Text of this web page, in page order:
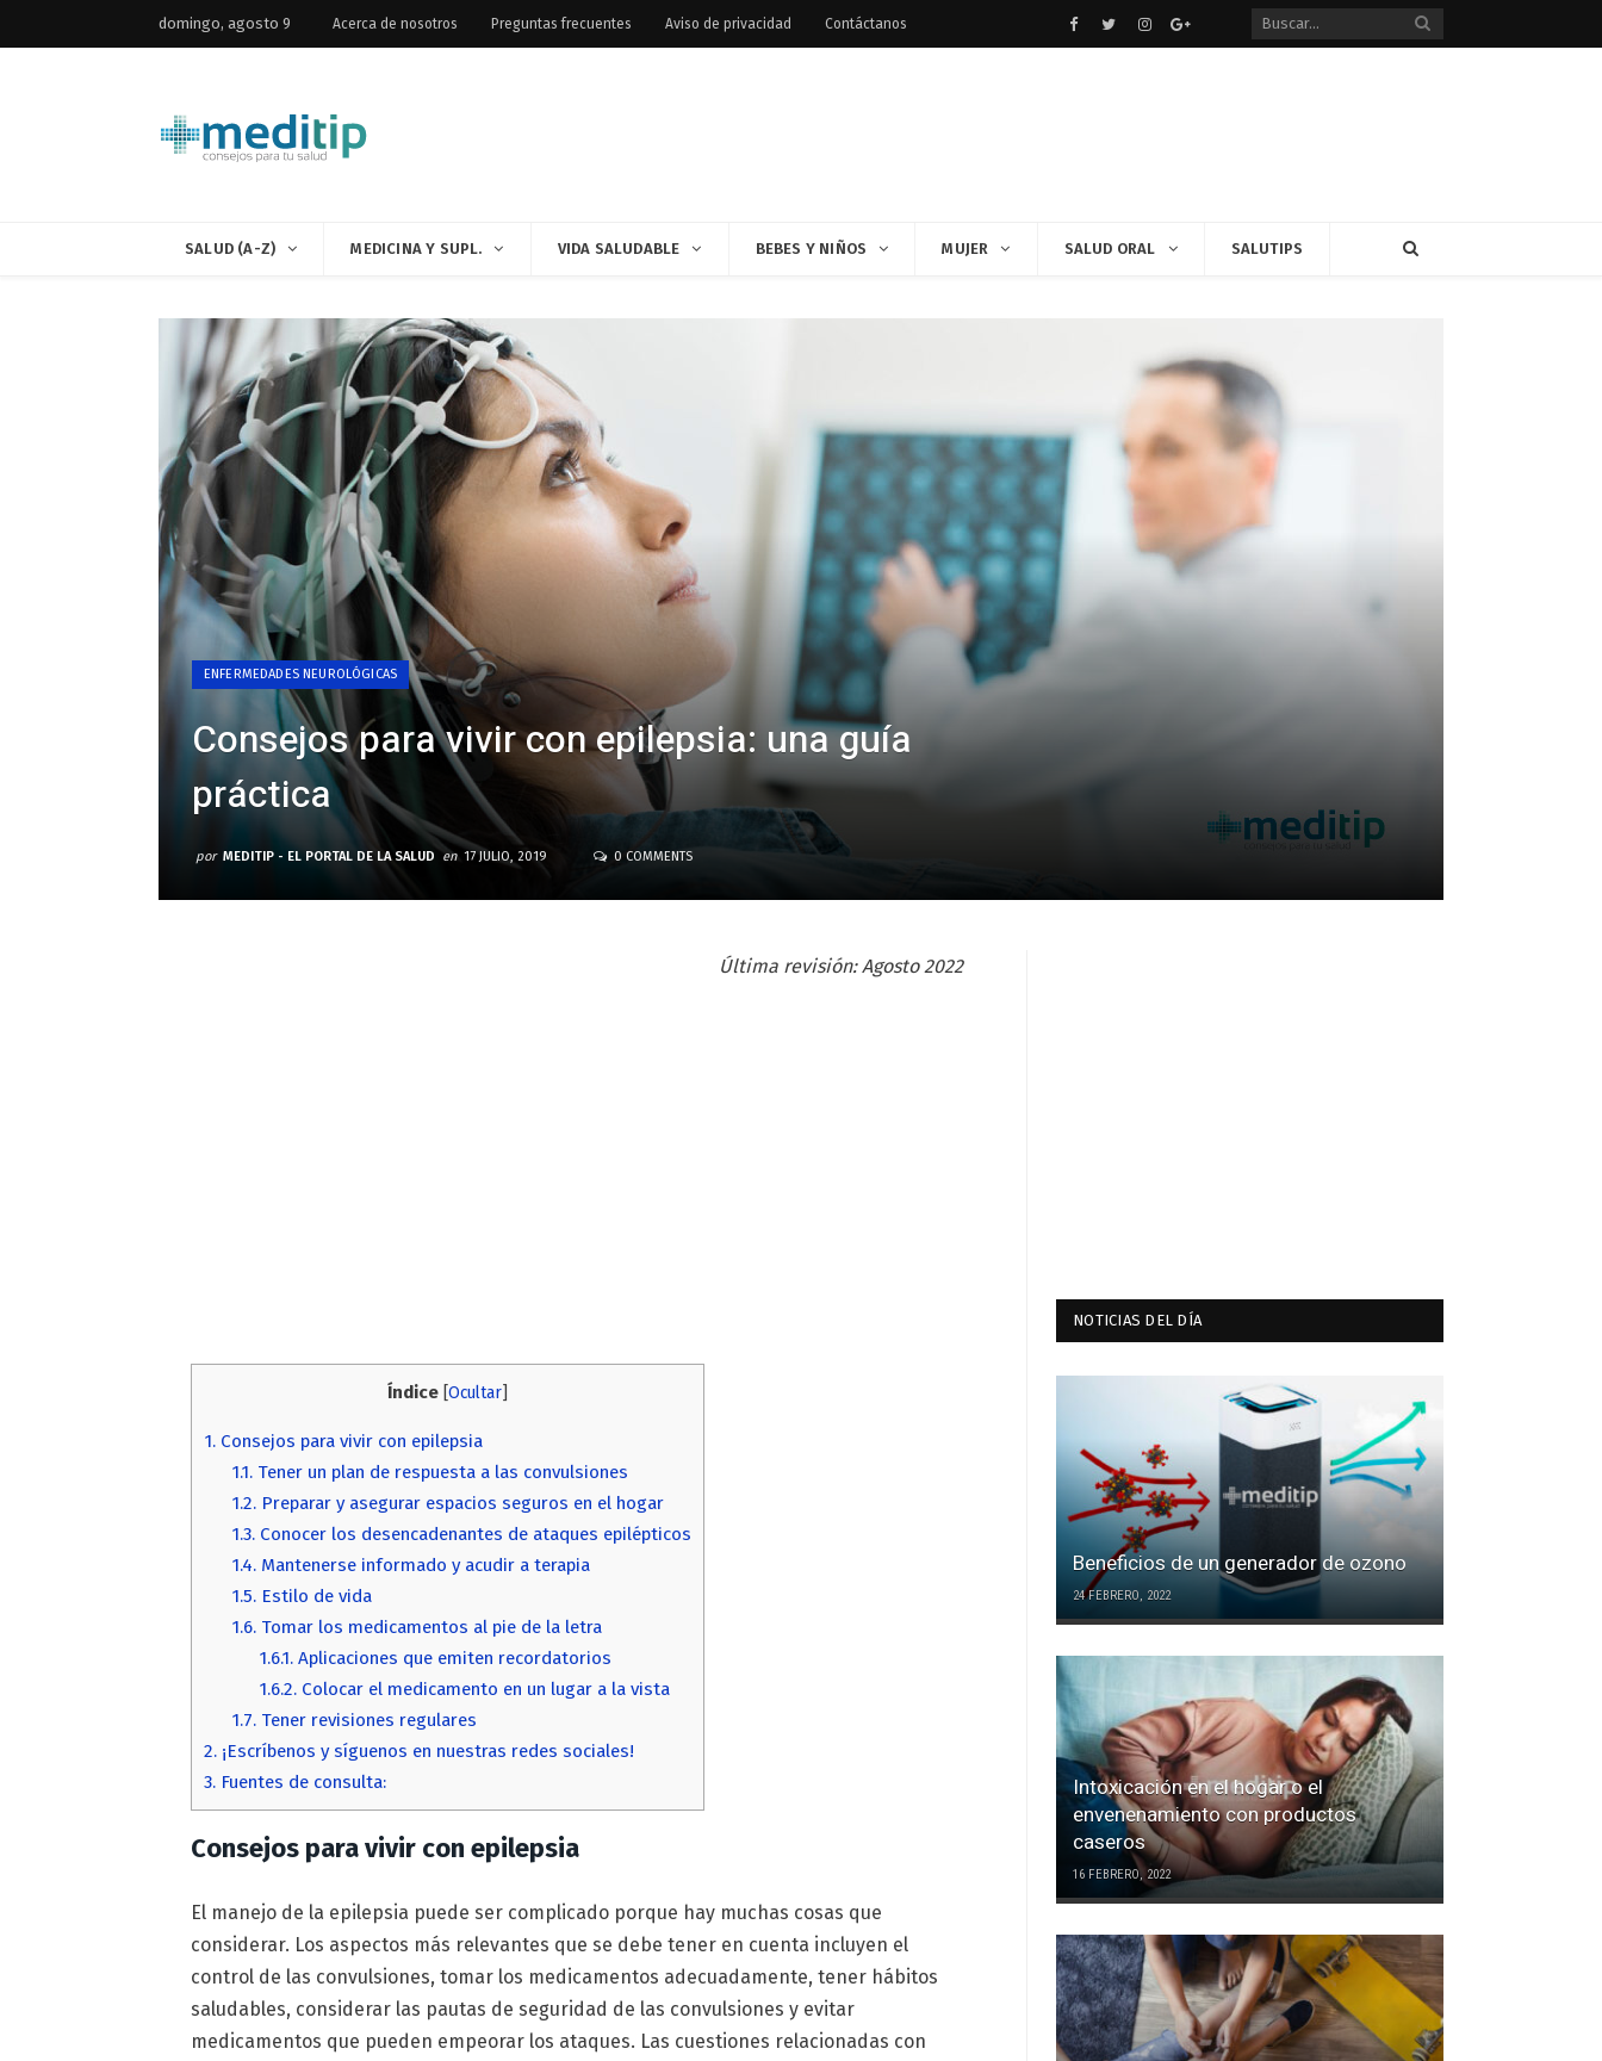
domingo, agosto 9 Acerca de nosotros Preguntas frecuentes Aviso de privacidad Contáctanos Facebook
TwitterinstagramGoogle+
SALUD (A-Z) MEDICINA Y SUPL. VIDA SALUDABLE BEBES Y NIÑOS MUJER SALUD ORAL SALUTIPS
ENFERMEDADES NEUROLÓGICAS
Consejos para vivir con epilepsia: una guía
práctica
por MEDITIP - EL PORTAL DE LA SALUD en 17 JULIO, 2019 0 COMMENTS
Última revisión: Agosto 2022
Índice [Ocultar]
1. Consejos para vivir con epilepsia
1.1. Tener un plan de respuesta a las convulsiones
1.2. Preparar y asegurar espacios seguros en el hogar
1.3. Conocer los desencadenantes de ataques epilépticos
1.4. Mantenerse informado y acudir a terapia
1.5. Estilo de vida
1.6. Tomar los medicamentos al pie de la letra
1.6.1.Aplicaciones que emiten recordatorios
1.6.2.Colocar el medicamento en un lugar a la vista
1.7. Tener revisiones regulares
2. ¡Escríbenos y síguenos en nuestras redes sociales!
3. Fuentes de consulta:
Consejos para vivir con epilepsia
El manejo de la epilepsia puede ser complicado porque hay muchas cosas que
considerar. Los aspectos más relevantes que se debe tener en cuenta incluyen el
control de las convulsiones, tomar los medicamentos adecuadamente, tener hábitos
saludables, considerar las pautas de seguridad de las convulsiones y evitar
medicamentos que pueden empeorar los ataques. Las cuestiones relacionadas con
NOTICIAS DEL DÍA
Beneficios de un generador de ozono
24 FEBRERO, 2022
Intoxicación en el hogar o el
envenenamiento con productos
caseros
16 FEBRERO, 2022